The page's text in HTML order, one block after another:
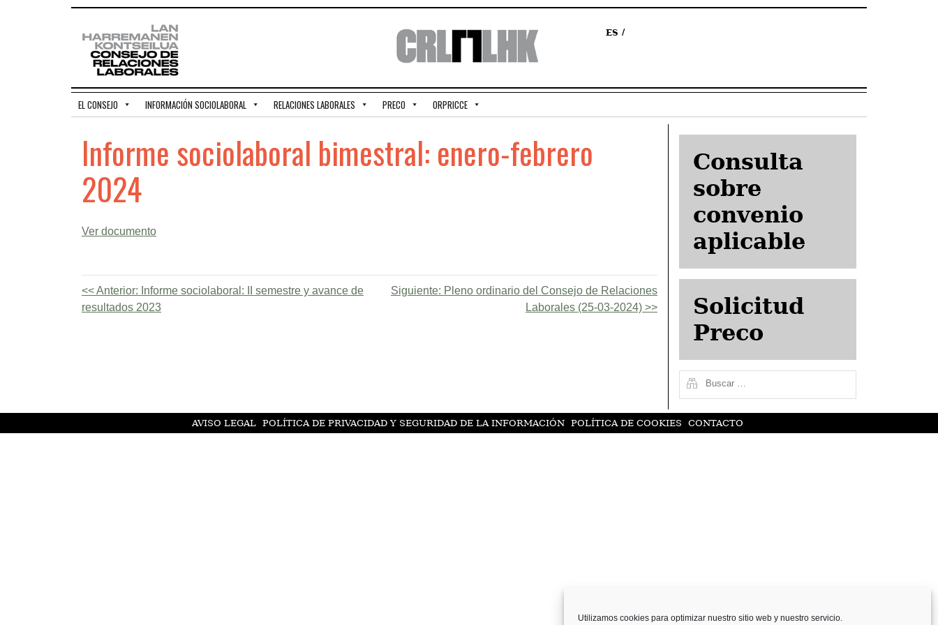
Utilizamos cookies para optimizar nuestro sitio web y nuestro servicio.
ES
EL CONSEJO INFORMACIÓN SOCIOLABORAL RELACIONES LABORALES PRECO ORPRICCE
Informe sociolaboral bimestral: enero-febrero
2024
Ver documento
Anterior: Informe sociolaboral: II semestre y avance de
resultados 2023
Siguiente: Pleno ordinario del Consejo de Relaciones
Laborales (25-03-2024)
Consulta
sobre
convenio
aplicable
Solicitud
Preco
AVISO LEGAL POLÍTICA DE PRIVACIDAD Y SEGURIDAD DE LA INFORMACIÓN POLÍTICA DE COOKIES CONTACTO